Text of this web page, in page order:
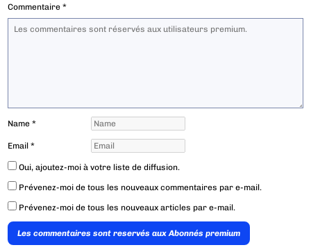
Commentaire*
Name*
Email*
Oui, ajoutez-moi à votre liste de diffusion.
Prévenez-moi de tous les nouveaux commentaires par e-mail.
Prévenez-moi de tous les nouveaux articles par e-mail.
Les commentaires sont reservés aux Abonnés premium